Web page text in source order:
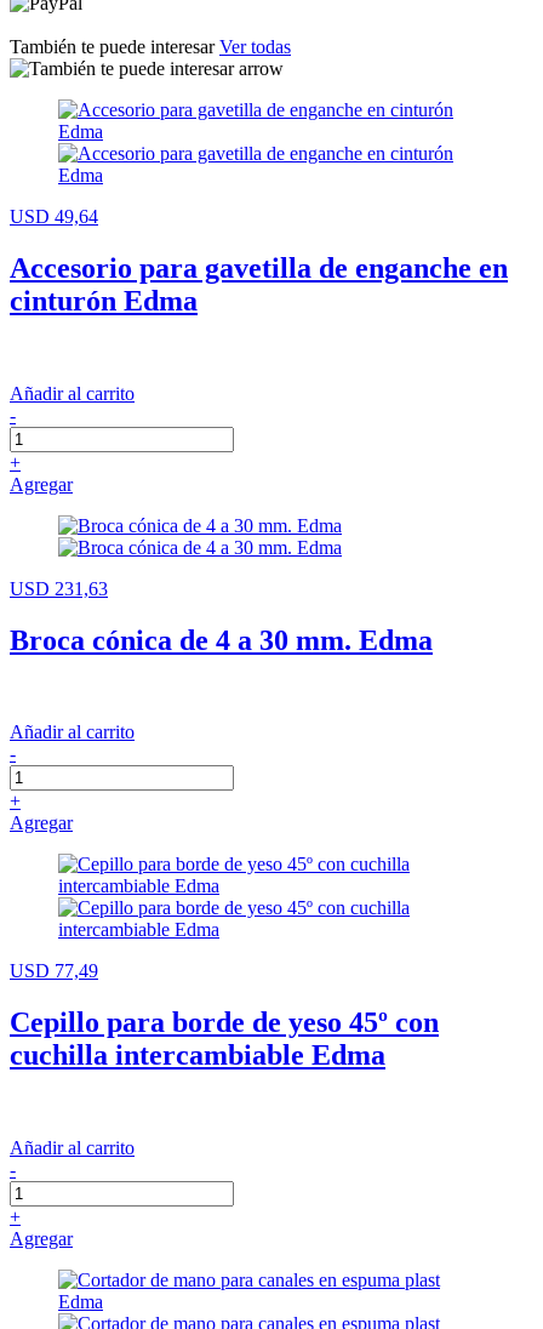
También te puede interesarVer todas
USD 49,64
Accesorio para gavetilla de enganche en
cinturón Edma
Añadir al carrito
-
+
Agregar
USD 231,63
Broca cónica de 4 a 30 mm. Edma
Añadir al carrito
-
+
Agregar
USD 77,49
Cepillo para borde de yeso 45º con
cuchilla intercambiable Edma
Añadir al carrito
-
+
Agregar